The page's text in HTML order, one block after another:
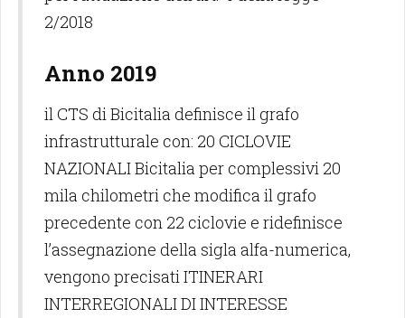
2/2018
Anno 2019
il CTS di Bicitalia definisce il grafo
infrastrutturale con: 20 CICLOVIE
NAZIONALI Bicitalia per complessivi 20
mila chilometri che modifica il grafo
precedente con 22 ciclovie e ridefinisce
l’assegnazione della sigla alfa-numerica,
vengono precisati ITINERARI
INTERREGIONALI DI INTERESSE